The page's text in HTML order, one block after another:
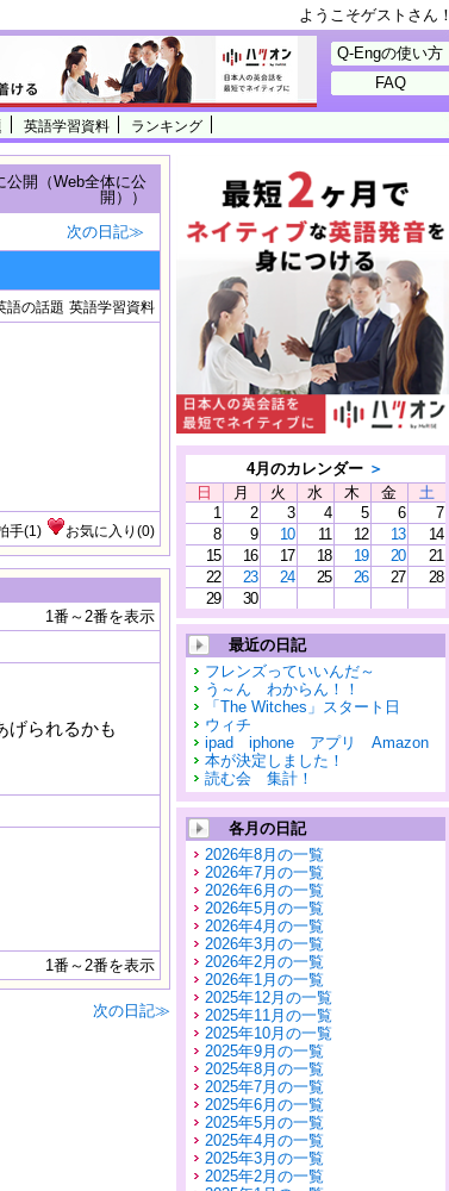
ようこそゲストさん！
英語学習資料 ランキング
Q-Engの使い方
FAQ
公開（Web全体に公
開））
次の日記≫
語の話題 英語学習資料
手(1) お気に入り (0)
1番～2番を表示
げられるかも
1番～2番を表示
次の日記≫
4月のカレンダー ＞
日
月 火 水 木 金
土
1
2 3 4 5 6
7
8
9 10 11 12 13
14
15
16 17 18 19 20
21
22
23 24 25 26 27
28
29
30
最近の日記
フレンズっていいんだ～
う～ん わからん！！
「The Witches」スタート日
ウィチ
ipad iphone アプリ Amazon
本が決定しました！
読む会 集計！
各月の日記
2026年8月の一覧
2026年7月の一覧
2026年6月の一覧
2026年5月の一覧
2026年4月の一覧
2026年3月の一覧
2026年2月の一覧
2026年1月の一覧
2025年12月の一覧
2025年11月の一覧
2025年10月の一覧
2025年9月の一覧
2025年8月の一覧
2025年7月の一覧
2025年6月の一覧
2025年5月の一覧
2025年4月の一覧
2025年3月の一覧
2025年2月の一覧